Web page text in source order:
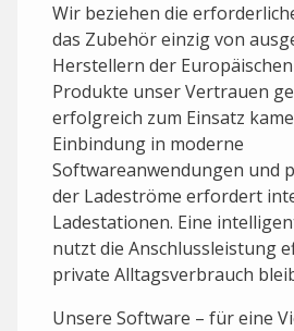
Wir beziehen die
das Zubehör einzig von
Herstellern der
Produkte unser Vertrauen
erfolgreich zum Einsatz
Einbindung in moderne
Softwareanwendungen und
der Ladeströme erfordert
Ladestationen. Eine
nutzt die Anschlussleistung
private Alltagsverbrauch
Unsere Software – für eine